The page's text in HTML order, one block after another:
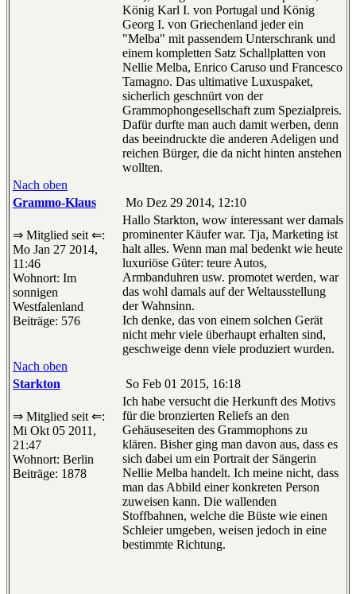
König Karl I. von Portugal und König
Georg I. von Griechenland jeder ein
"Melba" mit passendem Unterschrank und
einem kompletten Satz Schallplatten von
Nellie Melba, Enrico Caruso und Francesco
Tamagno. Das ultimative Luxuspaket,
sicherlich geschnürt von der
Grammophongesellschaft zum Spezialpreis.
Dafür durfte man auch damit werben, denn
das beeindruckte die anderen Adeligen und
reichen Bürger, die da nicht hinten anstehen
wollten.
Nach oben
Grammo-Klaus
Mo Dez 29 2014, 12:10
⇒ Mitglied seit ⇐:
Mo Jan 27 2014,
11:46
Wohnort: Im
sonnigen
Westfalenland
Beiträge: 576
Hallo Starkton, wow interessant wer damals
prominenter Käufer war. Tja, Marketing ist
halt alles. Wenn man mal bedenkt wie heute
luxuriöse Güter: teure Autos,
Armbanduhren usw. promotet werden, war
das wohl damals auf der Weltausstellung
der Wahnsinn.
Ich denke, das von einem solchen Gerät
nicht mehr viele überhaupt erhalten sind,
geschweige denn viele produziert wurden.
Nach oben
Starkton
So Feb 01 2015, 16:18
⇒ Mitglied seit ⇐:
Mi Okt 05 2011,
21:47
Wohnort: Berlin
Beiträge: 1878
Ich habe versucht die Herkunft des Motivs
für die bronzierten Reliefs an den
Gehäuseseiten des Grammophons zu
klären. Bisher ging man davon aus, dass es
sich dabei um ein Portrait der Sängerin
Nellie Melba handelt. Ich meine nicht, dass
man das Abbild einer konkreten Person
zuweisen kann. Die wallenden
Stoffbahnen, welche die Büste wie einen
Schleier umgeben, weisen jedoch in eine
bestimmte Richtung.